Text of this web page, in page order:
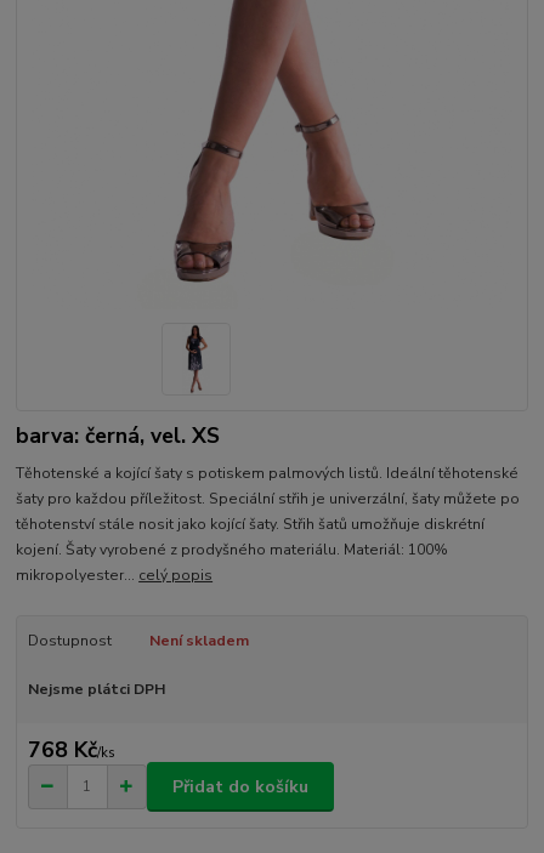
barva: černá, vel. XS
Těhotenské a kojící šaty s potiskem palmových listů. Ideální těhotenské
šaty pro každou příležitost. Speciální střih je univerzální, šaty můžete po
těhotenství stále nosit jako kojící šaty. Střih šatů umožňuje diskrétní
kojení. Šaty vyrobené z prodyšného materiálu. Materiál: 100%
mikropolyester... celý popis
Dostupnost Není skladem
Nejsme plátci DPH
768 Kč/ks
Přidat do košíku